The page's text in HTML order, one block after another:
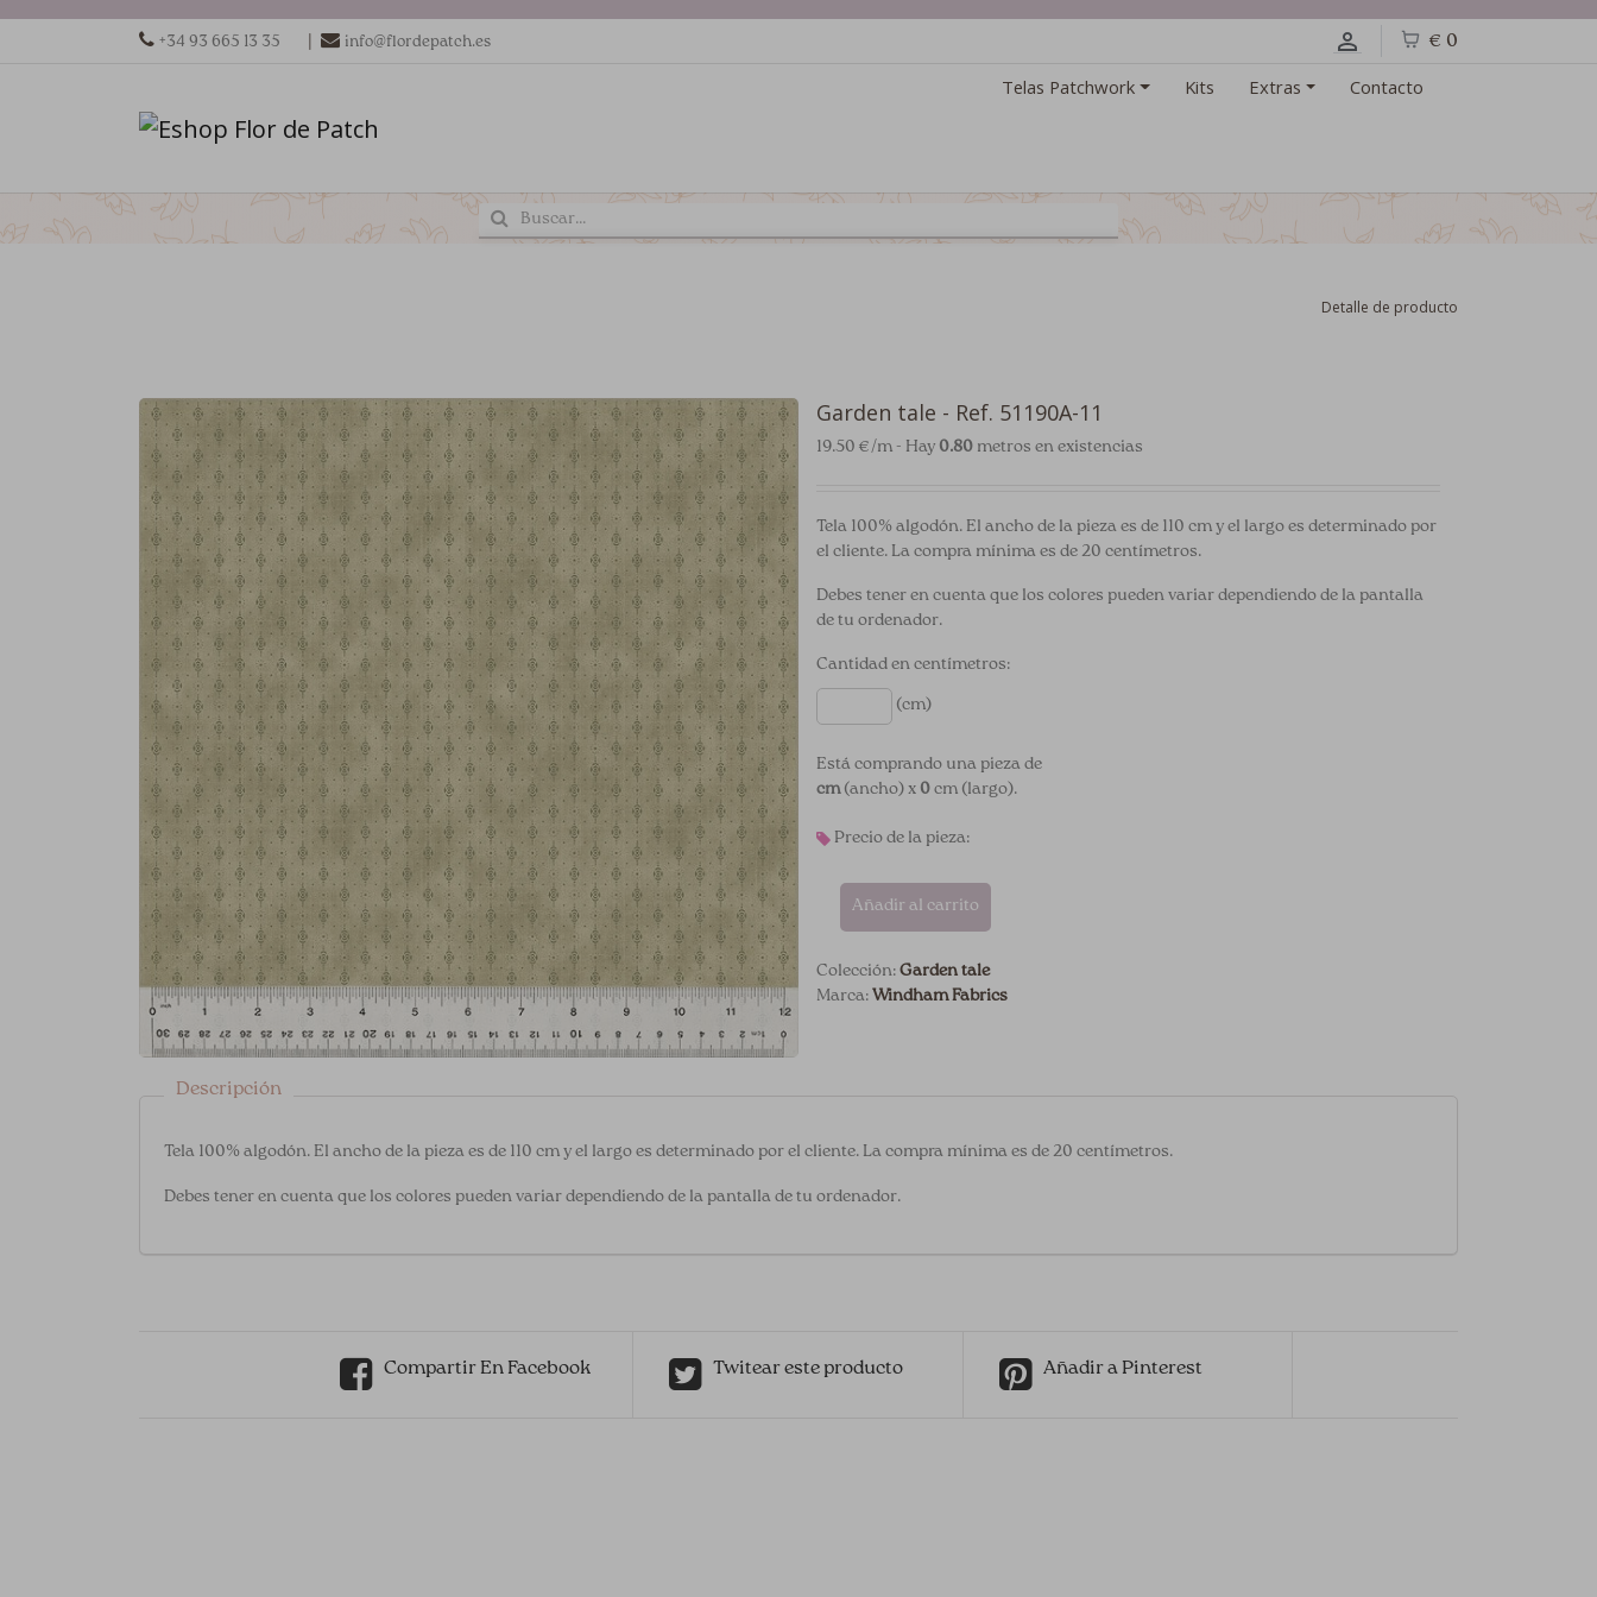
+34 93 665 13 35 | info@flordepatch.es € 0
Telas Patchwork Kits Extras Contacto
Detalle de producto
Garden tale - Ref. 51190A-11
19.50 €/m - Hay 0.80 metros en existencias
Tela 100% algodón. El ancho de la pieza es de 110 cm y el largo es determinado por
el cliente. La compra mínima es de 20 centímetros.
Debes tener en cuenta que los colores pueden variar dependiendo de la pantalla
de tu ordenador.
Cantidad en centímetros:
(cm)
Está comprando una pieza de
cm(ancho) x 0cm (largo).
Precio de la pieza:
Añadir al carrito
Colección:Garden tale
Marca:Windham Fabrics
Descripción
Tela 100% algodón. El ancho de la pieza es de 110 cm y el largo es determinado por el cliente. La compra mínima es de 20 centímetros.
Debes tener en cuenta que los colores pueden variar dependiendo de la pantalla de tu ordenador.
Compartir En Facebook Twitear este producto Añadir a Pinterest